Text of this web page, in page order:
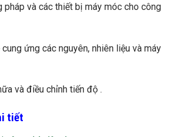
pháp và các thiết bị máy móc cho công
ứng các nguyên, nhiên liệu và máy
và điều chỉnh tiến độ .
tiết